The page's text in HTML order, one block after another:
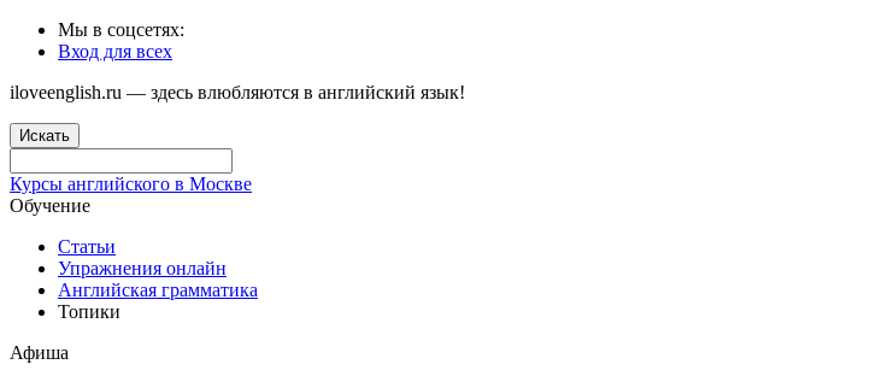
Мы в соцсетях:
Вход для всех
iloveenglish.ru — здесь влюбляются в английский язык!
Искать
Курсы английского в Москве
Обучение
Статьи
Упражнения онлайн
Английская грамматика
Топики
Афиша